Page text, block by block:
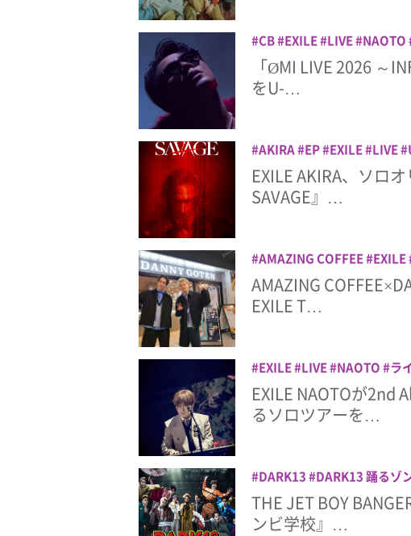
CB EXILE LIVE NAOTO
PSYCHIC FEVER from
NEXT
ライブ 三代目 J
「ØMI LIVE 2026 ～
をU-…
AKIRA EP EXILE LIVE
ツアー
楽曲 音楽
EXILE AKIRA、ソロ
SAVAGE』…
AMAZING COFFEE EXILE
RAMPAGE from EXILE TRIBE
リンク
浦川翔平
AMAZING
EXILE T…
EXILE LIVE NAOTO ラ
音楽
EXILE NAOTOが2nd
るソロツアーを…
DARK13 DARK13 踊るゾ
BANGERZ
THE JET BOY
マ
八木将康 前田拳太郎
THE JET BOY
ンビ学校』…